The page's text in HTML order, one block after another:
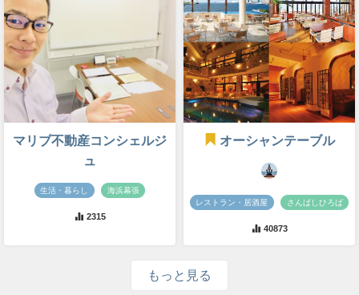
マリブ不動産コンシェルジ
ュ
生活・暮らし 海浜幕張
2315
オーシャンテーブル
レストラン・居酒屋 さんばしひろば
40873
もっと見る